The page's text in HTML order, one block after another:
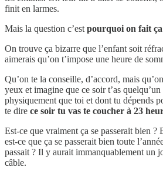
finit en larmes.
Mais la question c’estpourquoi on fait ça
On trouve ça bizarre que l’enfant soit
aimerais qu’on t’impose une heure de
Qu’on te la conseille, d’accord, mais
yeux et imagine que ce soir t’as
physiquement que toi et dont tu dépends
te dire ce soir tu vas te coucher à 23
Est-ce que vraiment ça se passerait bien
est-ce que ça se passerait bien toute
passait ? Il y aurait immanquablement un
câble.